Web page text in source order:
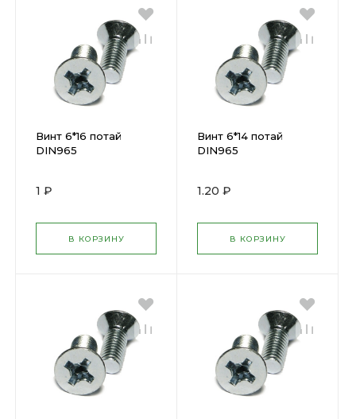
Винт 6*16 потай
DIN965
1 ₽
В КОРЗИНУ
Винт 6*14 потай
DIN965
1.20 ₽
В КОРЗИНУ